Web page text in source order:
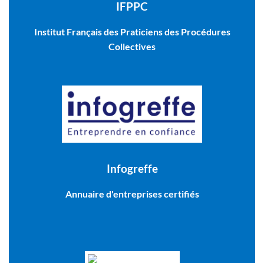
IFPPC
Institut Français des Praticiens des Procédures
Collectives
Infogreffe
Annuaire d'entreprises certifiés